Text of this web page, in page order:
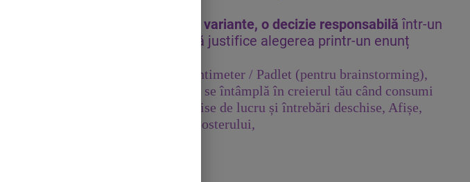
Să aleagă, din mai multe variante, o decizie responsabilă într-un
context problematic și să justifice alegerea printr-un enunț
Mentimeter / Padlet (pentru brainstorming),
Videoclip educațional: „Ce se întâmplă în creierul tău când consumi
Fise de lucru și întrebări deschise, Afișe,
stickere pentru realizarea posterului,